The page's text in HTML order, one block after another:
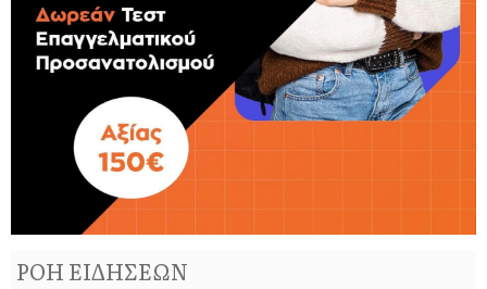
ΡΟΗ ΕΙΔΗΣΕΩΝ